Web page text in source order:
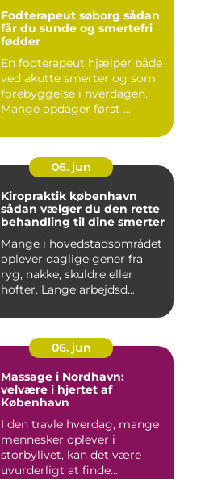
Fodterapeut søborg sådan
får du sunde og smertefri
fødder
En fodterapeut hjælper både
ved akutte smerter og som
forebyggelse i hverdagen.
Mange opdager først ...
06. jun
Kiropraktik københavn
sådan vælger du den rette
behandling til dine smerter
Mange i hovedstadsområdet
oplever daglige gener fra
ryg, nakke, skuldre eller
hofter. Lange arbejdsd...
06. jun
Massage i Nordhavn:
velvære i hjertet af
København
I den travle hverdag, mange
mennesker oplever i
storbylivet, kan det være
uvurderligt at finde...